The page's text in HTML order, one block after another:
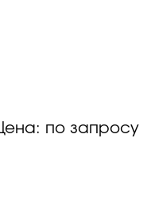
по запросу